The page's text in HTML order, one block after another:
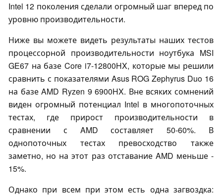
Intel 12 поколения сделали огромный шаг вперед по
уровню производительности.
Ниже вы можете видеть результаты наших тестов
процессорной производительности ноутбука MSI
GE67 на базе Core i7-12800HX, которые мы решили
сравнить с показателями Asus ROG Zephyrus Duo 16
на базе AMD Ryzen 9 6900HX. Вне всяких сомнений
виден огромный потенциал Intel в многопоточных
тестах, где прирост производительности в
сравнении с AMD составляет 50-60%. В
однопоточных тестах превосходство также
заметно, но на этот раз отставание AMD меньше -
15%.
Однако при всем при этом есть одна загвоздка: